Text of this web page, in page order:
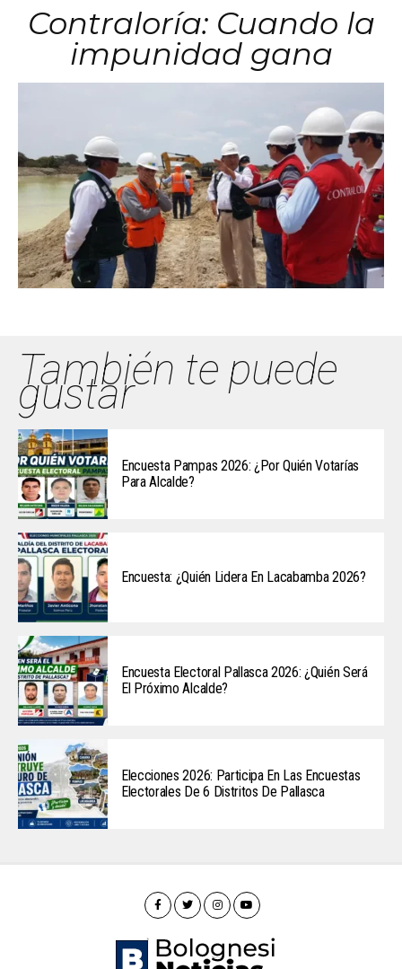
Contraloría: Cuando la
impunidad gana
También te puede
gustar
Encuesta Pampas 2026: ¿Por Quién Votarías
Para Alcalde?
Encuesta: ¿Quién Lidera En Lacabamba 2026?
Encuesta Electoral Pallasca 2026: ¿Quién Será
El Próximo Alcalde?
Elecciones 2026: Participa En Las Encuestas
Electorales De 6 Distritos De Pallasca